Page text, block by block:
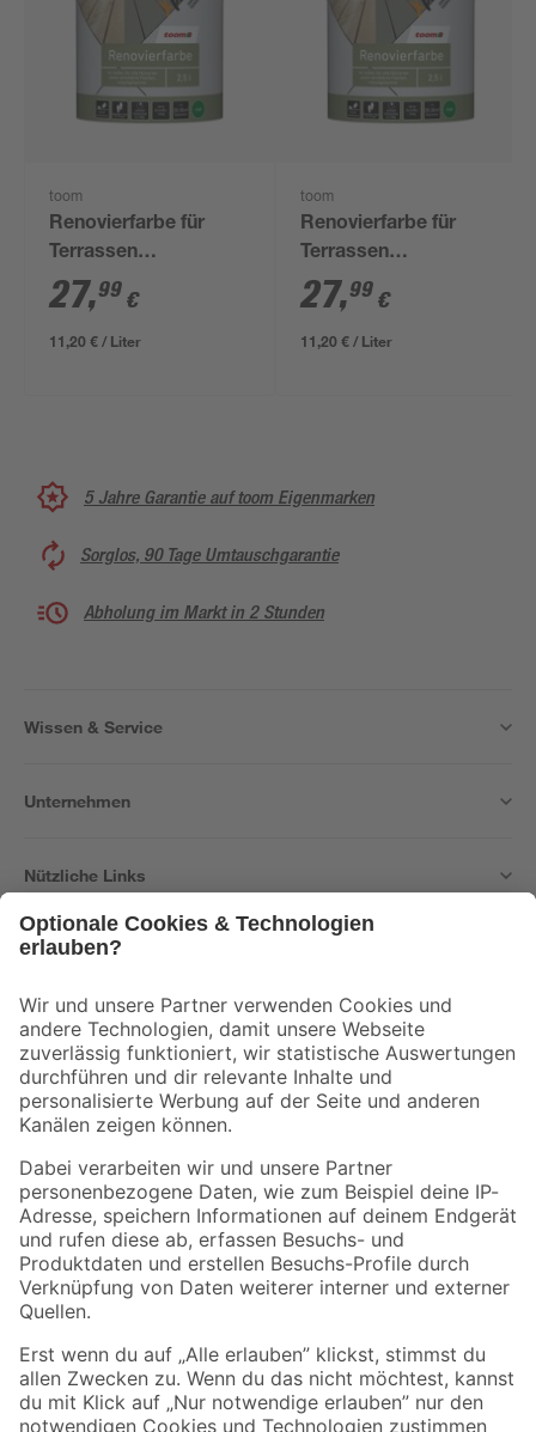
toom
Renovierfarbe für
Terrassen
graphitfarben matt
2,5 l
27,99 €
11,20 € / Liter
toom
Renovierfarbe für
Terrassen
dunkelbraun matt 2,5 l
27,99 €
11,20 € / Liter
5 Jahre Garantie auf toom Eigenmarken
Sorglos, 90 Tage Umtauschgarantie
Abholung im Markt in 2 Stunden
Wissen & Service
Unternehmen
Nützliche Links
Der toom Newsletter: Keine Angebote und Aktionen mehr verpassen!
Zur Newsletter Anmeldung
Folge uns
Zahlungsarten Versandarten
Sicher einkaufen
Jetzt die toom-App herunterladen